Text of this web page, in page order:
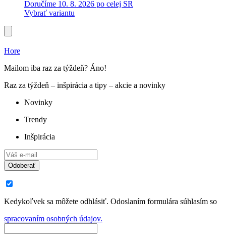
Doručíme 10. 8. 2026 po celej SR
Vybrať variantu
Hore
Mailom iba raz za týždeň? Áno!
Raz za týždeň – inšpirácia a tipy – akcie a novinky
Novinky
Trendy
Inšpirácia
Odoberať
Kedykoľvek sa môžete odhlásiť. Odoslaním formulára súhlasím so
spracovaním osobných údajov.